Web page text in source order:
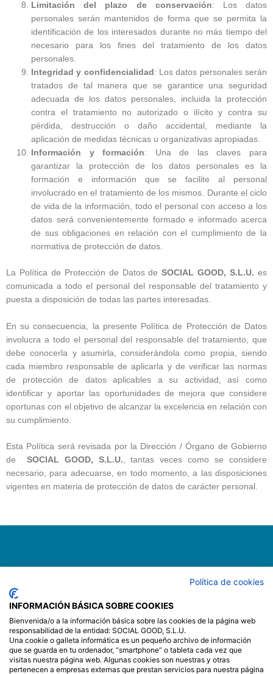
Limitación del plazo de conservación: Los datos
personales serán mantenidos de forma que se permita la
identificación de los interesados durante no más tiempo del
necesario para los fines del tratamiento de los datos
personales.
Integridad y confidencialidad : Los datos personales serán
tratados de tal manera que se garantice una seguridad
adecuada de los datos personales, incluida la protección
contra el tratamiento no autorizado o ilícito y contra su
pérdida, destrucción o daño accidental, mediante la
aplicación de medidas técnicas u organizativas apropiadas.
Información y formación: Una de las claves para
garantizar la protección de los datos personales es la
formación e información que se facilite al personal
involucrado en el tratamiento de los mismos. Durante el ciclo
de vida de la información, todo el personal con acceso a los
datos será convenientemente formado e informado acerca
de sus obligaciones en relación con el cumplimiento de la
normativa de protección de datos.
La Política de Protección de Datos deSOCIAL GOOD, S.L.U. es
comunicada a todo el personal del responsable del tratamiento y
puesta a disposición de todas las partes interesadas.
En su consecuencia, la presente Política de Protección de Datos
involucra a todo el personal del responsable del tratamiento, que
debe conocerla y asumirla, considerándola como propia, siendo
cada miembro responsable de aplicarla y de verificar las normas
de protección de datos aplicables a su actividad, así como
identificar y aportar las oportunidades de mejora que considere
oportunas con el objetivo de alcanzar la excelencia en relación con
su cumplimiento.
Esta Política será revisada por la Dirección / Órgano de Gobierno
de SOCIAL GOOD, S.L.U., tantas veces como se considere
necesario, para adecuarse, en todo momento, a las disposiciones
vigentes en materia de protección de datos de carácter personal.
Menú
INICIO SERVICIOS CÓMO LO HACEMOS
Política de cookies
INFORMACIÓN BÁSICA SOBRE COOKIES
Bienvenida/o a la información básica sobre las cookies de la página web
responsabilidad de la entidad: SOCIAL GOOD, S.L.U.
Una cookie o galleta informática es un pequeño archivo de información
que se guarda en tu ordenador, “smartphone” o tableta cada vez que
visitas nuestra página web. Algunas cookies son nuestras y otras
pertenecen a empresas externas que prestan servicios para nuestra página